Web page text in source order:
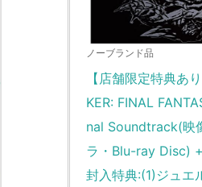
ノーブランド品
【店舗限定特典あ
KER: FINAL
nal Soundtrack(映
ラ・Blu-ray Disc)
封入特典:(1)ジュエ